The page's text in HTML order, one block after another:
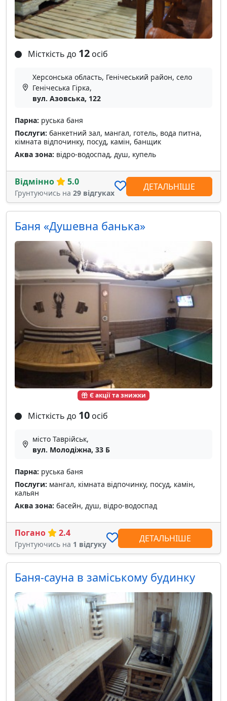
Місткість до 12 осіб
Херсонська область, Генічеський район, село
Генічеська Гірка,
вул. Азовська, 122
Парна: руська баня
Послуги: банкетний зал, мангал, готель, вода питна,
кімната відпочинку, посуд, камін, банщик
Аква зона: відро-водоспад, душ, купель
Відмінно 5.0
Грунтуючись на 29 відгуках
ДЕТАЛЬНІШЕ
Є акції та знижки
Баня «Душевна банька»
Місткість до 10 осіб
місто Таврійськ,
вул. Молодіжна, 33 Б
Парна: руська баня
Послуги: мангал, кімната відпочинку, посуд, камін,
кальян
Аква зона: басейн, душ, відро-водоспад
Погано 2.4
Грунтуючись на 1 відгуку
ДЕТАЛЬНІШЕ
Баня-сауна в заміському будинку